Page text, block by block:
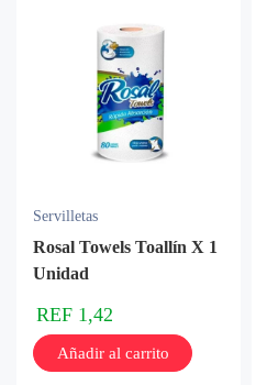
Servilletas
Rosal Towels Toallín X 1
Unidad
REF 1,42
Añadir al carrito